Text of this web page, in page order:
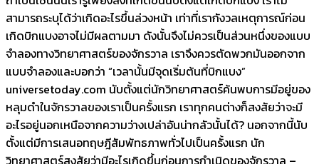
สามารถระบุได้ว่าเกิดอะไรขึ้นล่วงหน้า เท่าที่เรากังวลเหตุการณ์ก่อน
เกิดบิกแบงอาจไม่มีผลตามมา ดังนั้นจึงไม่ควรเป็นส่วนหนึ่งของแบบ
จำลองทางวิทยาศาสตร์ของจักรวาล เราจึงควรตัดพวกมันออกจาก
แบบจำลองและบอกว่า “เวลานั้นมีจุดเริ่มต้นที่บิกแบง”
universetoday.com นับตั้งแต่นักวิทยาศาสตร์ค้นพบการมีอยู่ของ
หลุมดำในจักรวาลของเราเป็นครั้งแรก เราทุกคนต่างก็สงสัยว่าจะมี
อะไรอยู่นอกเหนือจากความว่างเปล่าอันน่ากลัวนั้นได้? นอกจากนี้นับ
ตั้งแต่มีการเสนอทฤษฎีสัมพัทธภาพทั่วไปเป็นครั้งแรก นัก
วิทยาศาสตร์สงสัยว่ามีอะไรเกิดขึ้นก่อนการกำเนิดของจักรวาล –